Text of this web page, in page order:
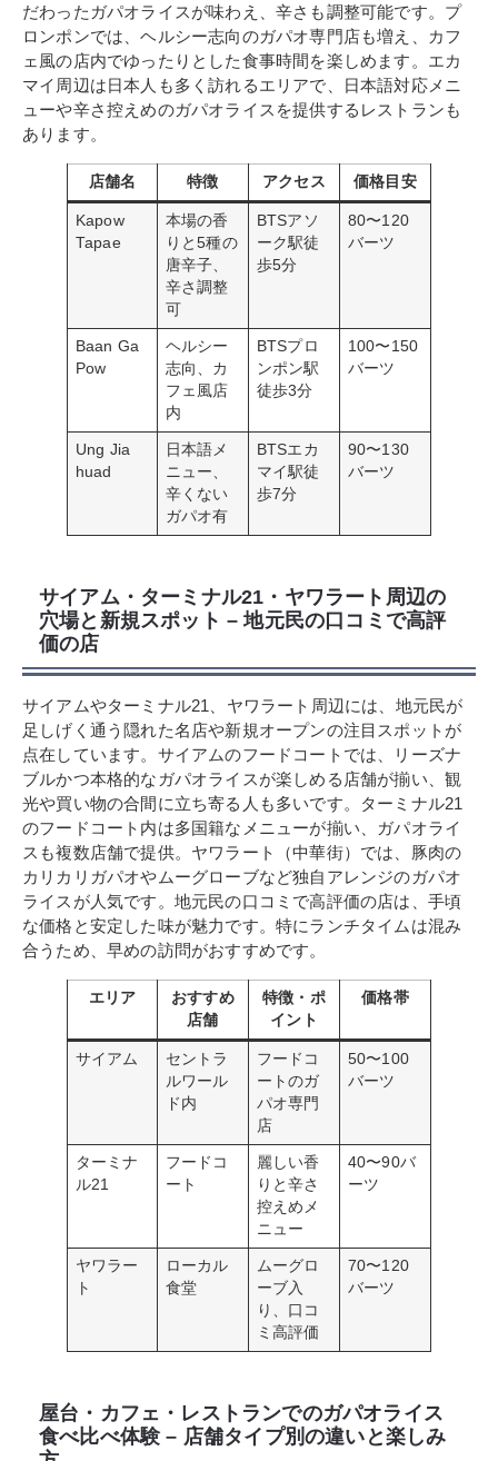
だわったガパオライスが味わえ、辛さも調整可能です。プ
ロンポンでは、ヘルシー志向のガパオ専門店も増え、カフ
ェ風の店内でゆったりとした食事時間を楽しめます。エカ
マイ周辺は日本人も多く訪れるエリアで、日本語対応メニ
ューや辛さ控えめのガパオライスを提供するレストランも
あります。
店舗名 特徴 アクセス 価格目安
Kapow
Tapae
本場の香
りと5種の
唐辛子、
辛さ調整
可
BTSアソ
ーク駅徒
歩5分
80〜120
バーツ
Baan Ga
Pow
ヘルシー
志向、カ
フェ風店
内
BTSプロ
ンポン駅
徒歩3分
100〜150
バーツ
Ung Jia
huad
日本語メ
ニュー、
辛くない
ガパオ有
BTSエカ
マイ駅徒
歩7分
90〜130
バーツ
サイアム・ターミナル21・ヤワラート周辺の
穴場と新規スポット – 地元民の口コミで高評
価の店
サイアムやターミナル21、ヤワラート周辺には、地元民が
足しげく通う隠れた名店や新規オープンの注目スポットが
点在しています。サイアムのフードコートでは、リーズナ
ブルかつ本格的なガパオライスが楽しめる店舗が揃い、観
光や買い物の合間に立ち寄る人も多いです。ターミナル21
のフードコート内は多国籍なメニューが揃い、ガパオライ
スも複数店舗で提供。ヤワラート（中華街）では、豚肉の
カリカリガパオやムーグローブなど独自アレンジのガパオ
ライスが人気です。地元民の口コミで高評価の店は、手頃
な価格と安定した味が魅力です。特にランチタイムは混み
合うため、早めの訪問がおすすめです。
エリア
おすすめ
店舗
特徴・ポ
イント
価格帯
サイアム
セントラ
ルワール
ド内
フードコ
ートのガ
パオ専門
店
50〜100
バーツ
ターミナ
ル21
フードコ
ート
麗しい香
りと辛さ
控えめメ
ニュー
40〜90バ
ーツ
ヤワラー
ト
ローカル
食堂
ムーグロ
ーブ入
り、口コ
ミ高評価
70〜120
バーツ
屋台・カフェ・レストランでのガパオライス
食べ比べ体験 – 店舗タイプ別の違いと楽しみ